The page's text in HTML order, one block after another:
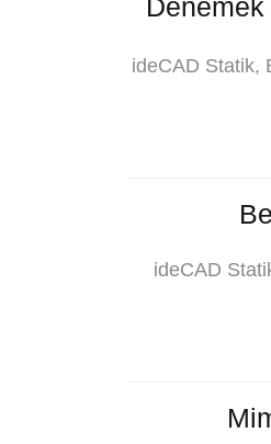
Denemek
ideCAD Statik,
ideCAD